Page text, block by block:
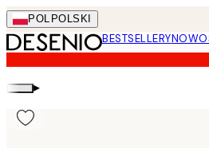
Skip
to
main
content.
POL POLSKI
BESTSELLERY
▸